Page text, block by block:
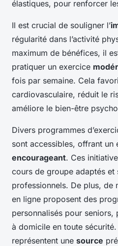
élastiques, pour renforcer
Il est crucial de souligner l’
régularité dans l’activité
maximum de bénéfices, il
pratiquer un exercice
fois par semaine. Cela
cardiovasculaire, réduit le
améliore le bien-être
Divers programmes
sont accessibles, offrant un
encourageant. Ces
cours de groupe adaptés et
professionnels. De plus, de
en ligne proposent des
personnalisés pour seniors,
à domicile en toute
représentent une source